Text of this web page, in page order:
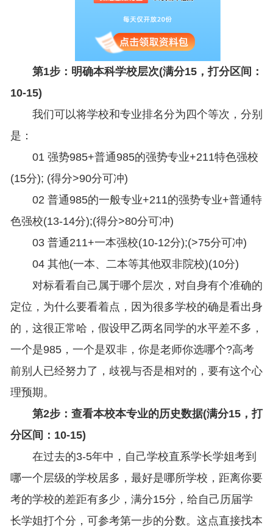
第1步：明确本科学校层次(满分15，打分区间：
10-15)
我们可以将学校和专业排名分为四个等次，分别
是：
01 强势985+普通985的强势专业+211特色强校
(15分); (得分>90分可冲)
02 普通985的一般专业+211的强势专业+普通特
色强校(13-14分);(得分>80分可冲)
03 普通211+一本强校(10-12分);(>75分可冲)
04 其他(一本、二本等其他双非院校)(10分)
对标看看自己属于哪个层次，对自身有个准确的
定位，为什么要看着点，因为很多学校的确是看出身
的，这很正常哈，假设甲乙两名同学的水平差不多，
一个是985，一个是双非，你是老师你选哪个?高考
前别人已经努力了，歧视与否是相对的，要有这个心
理预期。
第2步：查看本校本专业的历史数据(满分15，打
分区间：10-15)
在过去的3-5年中，自己学校直系学长学姐考到
哪一个层级的学校居多，最好是哪所学校，距离你要
考的学校的差距有多少，满分15分，给自己历届学
长学姐打个分，可参考第一步的分数。这点直接找本